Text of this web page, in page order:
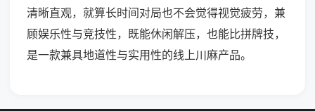
清晰直观，就算长时间对局也不会觉得视觉疲劳，兼
顾娱乐性与竞技性，既能休闲解压，也能比拼牌技，
是一款兼具地道性与实用性的线上川麻产品。